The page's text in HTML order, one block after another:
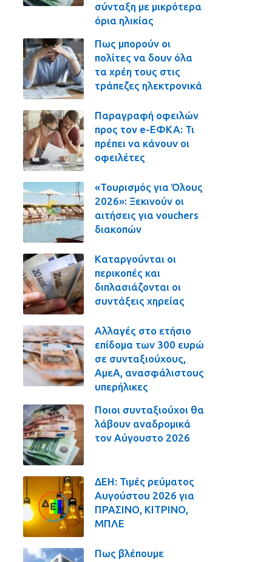
σύνταξη με μικρότερα
όρια ηλικίας
Πως μπορούν οι
πολίτες να δουν όλα
τα χρέη τους στις
τράπεζες ηλεκτρονικά
Παραγραφή οφειλών
προς τον e-ΕΦΚΑ: Τι
πρέπει να κάνουν οι
οφειλέτες
«Τουρισμός για Όλους
2026»: Ξεκινούν οι
αιτήσεις για vouchers
διακοπών
Καταργούνται οι
περικοπές και
διπλασιάζονται οι
συντάξεις χηρείας
Αλλαγές στο ετήσιο
επίδομα των 300 ευρώ
σε συνταξιούχους,
ΑμεΑ, ανασφάλιστους
υπερήλικες
Ποιοι συνταξιούχοι θα
λάβουν αναδρομικά
τον Αύγουστο 2026
ΔΕΗ: Τιμές ρεύματος
Αυγούστου 2026 για
ΠΡΑΣΙΝΟ, ΚΙΤΡΙΝΟ,
ΜΠΛΕ
Πως βλέπουμε